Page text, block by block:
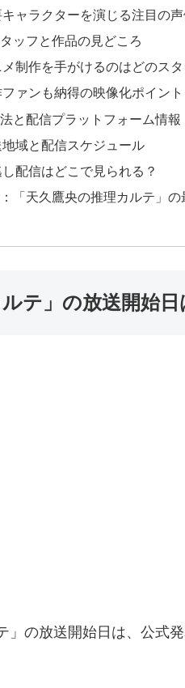
キャラクターを演じる注目の
ッフと作品の見どころ
メ制作を手がけるのはどのスタ
ファンも納得の映像化ポイント
と配信プラットフォーム情報
地域と配信スケジュール
し配信はどこで見られる？
「天久鷹央の推理カルテ」の
ルテ」の放送開始日
」の放送開始日は、公式